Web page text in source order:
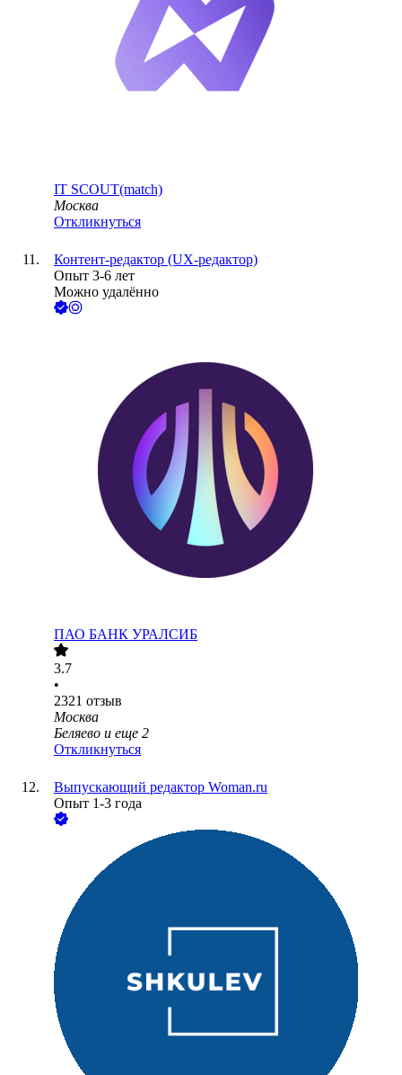
IT SCOUT(match)
Москва
Откликнуться
Контент-редактор (UX-редактор)
Опыт 3-6 лет
Можно удалённо
ПАО БАНК УРАЛСИБ
3.7
•
2321 отзыв
Москва
Беляево и еще 2
Откликнуться
Выпускающий редактор Woman.ru
Опыт 1-3 года